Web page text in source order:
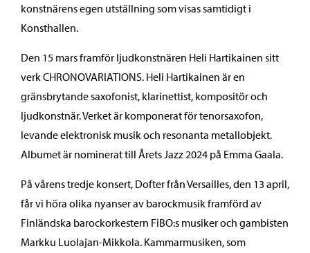
konstnärens egen utställning som visas samtidigt i
Konsthallen.
Den 15 mars framför ljudkonstnären Heli Hartikainen sitt
verk CHRONOVARIATIONS. Heli Hartikainen är en
gränsbrytande saxofonist, klarinettist, kompositör och
ljudkonstnär. Verket är komponerat för tenorsaxofon,
levande elektronisk musik och resonanta metallobjekt.
Albumet är nominerat till Årets Jazz 2024 på Emma Gaala.
På vårens tredje konsert, Dofter från Versailles, den 13 april,
får vi höra olika nyanser av barockmusik framförd av
Finländska barockorkestern FiBO:s musiker och gambisten
Markku Luolajan-Mikkola. Kammarmusiken, som